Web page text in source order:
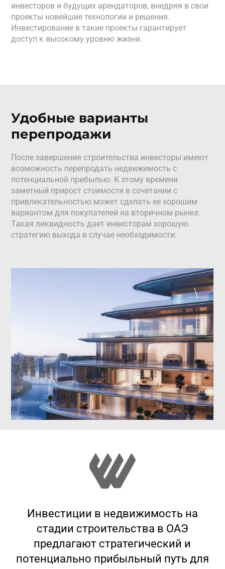
инвесторов и будущих арендаторов, внедряя в свои
проекты новейшие технологии и решения.
Инвестирование в такие проекты гарантирует
доступ к высокому уровню жизни.
Удобные варианты
перепродажи
После завершения строительства инвесторы имеют
возможность перепродать недвижимость с
потенциальной прибылью. К этому времени
заметный прирост стоимости в сочетании с
привлекательностью может сделать ее хорошим
вариантом для покупателей на вторичном рынке.
Такая ликвидность дает инвесторам хорошую
стратегию выхода в случае необходимости.
Инвестиции в недвижимость на
стадии строительства в ОАЭ
предлагают стратегический и
потенциально прибыльный путь для